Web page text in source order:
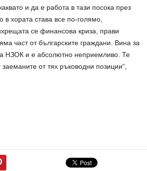
и да е работа в тази посока през
в хората става все по-голямо,
се финансова криза, прави
част от българските граждани. Вина за
НЗОК и е абсолютно неприемливо. Те
от тях ръководни позиции“,